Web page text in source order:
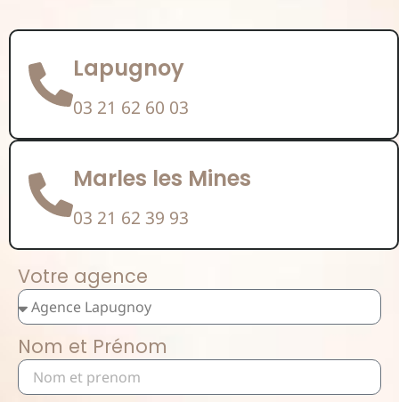
Lapugnoy
03 21 62 60 03
Marles les Mines
03 21 62 39 93
Votre agence
Nom et Prénom